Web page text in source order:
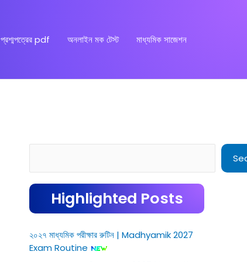
প্রশ্মপত্রের pdf অনলাইন মক টেস্ট মাধ্যমিক সাজেশন
Highlighted Posts
২০২৭ মাধ্যমিক পরীক্ষার রুটিন | Madhyamik 2027
Exam Routine